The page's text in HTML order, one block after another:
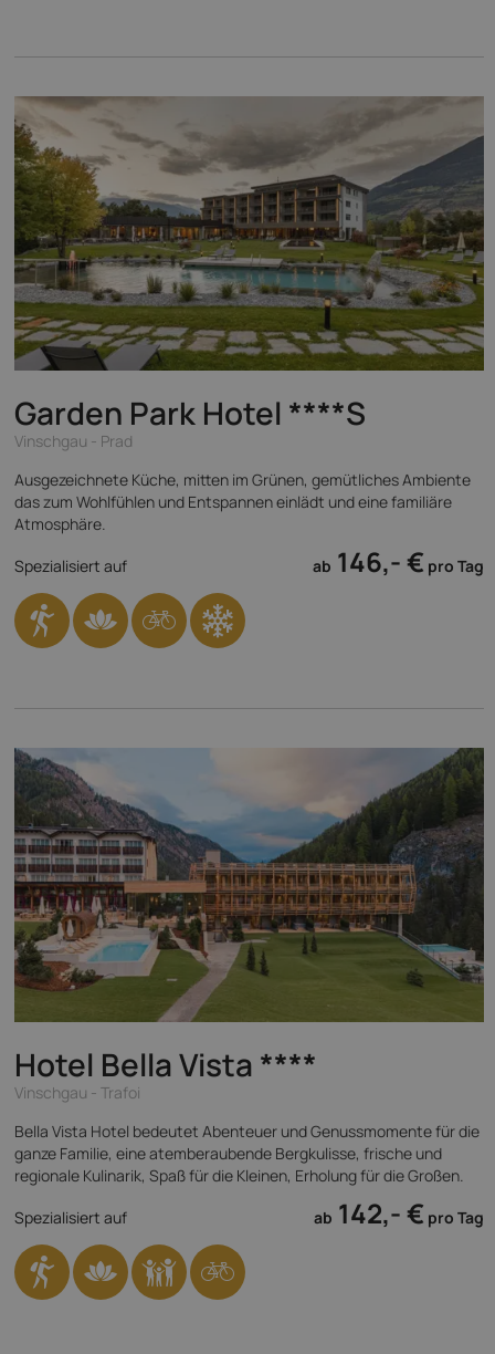
Garden Park Hotel ****S
Vinschgau - Prad
Ausgezeichnete Küche, mitten im Grünen, gemütliches Ambiente
das zum Wohlfühlen und Entspannen einlädt und eine familiäre
Atmosphäre.
Spezialisiert auf
ab 146,- € pro Tag
Hotel Bella Vista ****
Vinschgau - Trafoi
Bella Vista Hotel bedeutet Abenteuer und Genussmomente für die
ganze Familie, eine atemberaubende Bergkulisse, frische und
regionale Kulinarik, Spaß für die Kleinen, Erholung für die Großen.
Spezialisiert auf
ab 142,- € pro Tag